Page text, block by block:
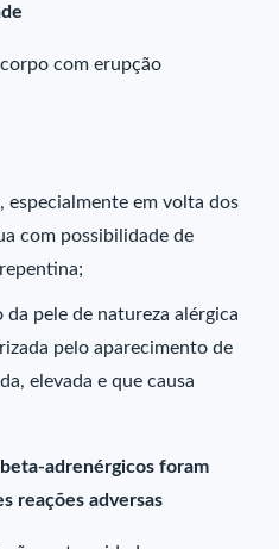
com erupção
especialmente em volta dos
com possibilidade de
pele de natureza alérgica
pelo aparecimento de
elevada e que causa
adrenérgicos foram
reações adversas